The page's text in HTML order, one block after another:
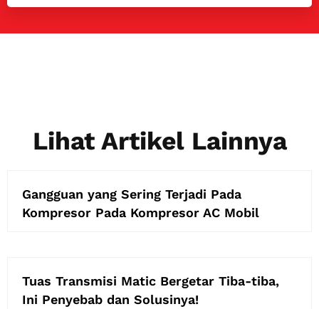
Lihat Artikel Lainnya
Gangguan yang Sering Terjadi Pada
Kompresor Pada Kompresor AC Mobil
Tuas Transmisi Matic Bergetar Tiba-tiba,
Ini Penyebab dan Solusinya!